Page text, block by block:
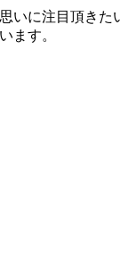
いに注目頂きた
ます。